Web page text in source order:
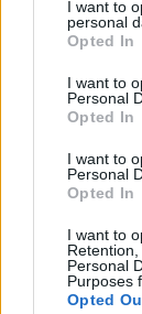
not limited to
grant or deny
use your data
consent section.
I want to
personal
Opted In
I want to
Personal
Opted In
I want to
Personal
Opted In
I want to
Personal
Purposes
Opted
dús
Ha a
számodra
készítsd el: